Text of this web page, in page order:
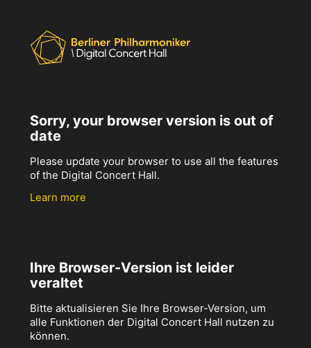
Sorry, your browser version is out of
date
Please update your browser to use all the features
of the Digital Concert Hall.
Learn more
Ihre Browser-Version ist leider
veraltet
Bitte aktualisieren Sie Ihre Browser-Version, um
alle Funktionen der Digital Concert Hall nutzen zu
können.